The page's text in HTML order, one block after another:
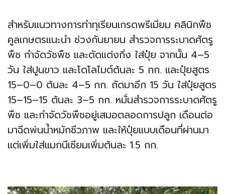
สำหรับแนวทางการทำทุเรียนเกรดพรีเมียม คลินิกพืช
คูลเกษตรแนะนำ ช่วงกันยายน สำรวจการระบาดศัตรู
พืช กำจัดวัชพืช และตัดแต่งกิ่ง ใส่ปุ๋ย จากนั้น 4–5
วัน ใส่ปูนขาว และโดโลไมต์ต้นละ 5 กก. และปุ๋ยสูตร
15–0–0 ต้นละ 4–5 กก. ถัดมาอีก 15 วัน ใส่ปุ๋ยสูตร
15–15–15 ต้นละ 3–5 กก. หมั่นสำรวจการระบาดศัตรู
พืช และกำจัดวัชพืชอยู่เสมอตลอดการปลูก เดือนต่อ
มาฉีดพ่นน้ำหมักชีวภาพ และให้ปุ๋ยแบบเดือนที่ผ่านมา
แต่เพิ่มใส่แมกนีเซียมเพิ่มต้นละ 1.5 กก.